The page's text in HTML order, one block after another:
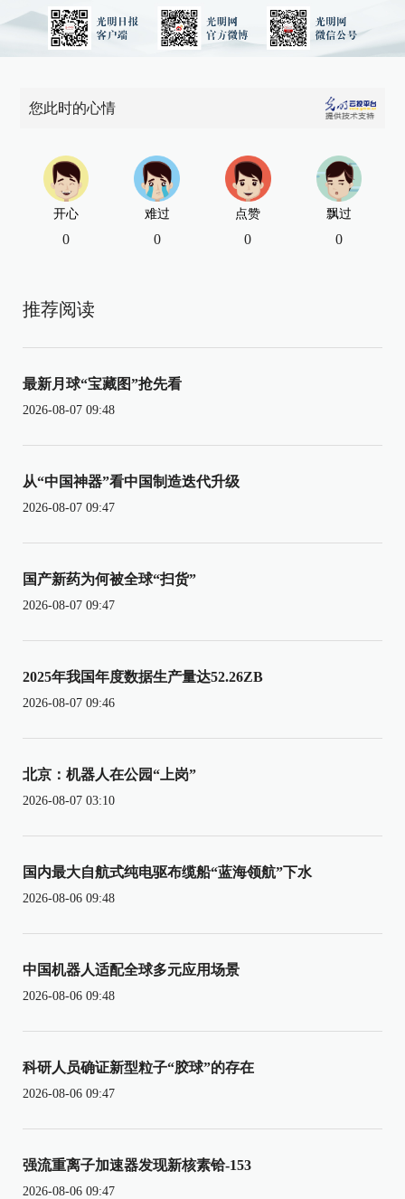
您此时的心情
开心
0
难过
0
点赞
0
飘过
0
推荐阅读
最新月球“宝藏图”抢先看
2026-08-07 09:48
从“中国神器”看中国制造迭代升级
2026-08-07 09:47
国产新药为何被全球“扫货”
2026-08-07 09:47
2025年我国年度数据生产量达52.26ZB
2026-08-07 09:46
北京：机器人在公园“上岗”
2026-08-07 03:10
国内最大自航式纯电驱布缆船“蓝海领航”下水
2026-08-06 09:48
中国机器人适配全球多元应用场景
2026-08-06 09:48
科研人员确证新型粒子“胶球”的存在
2026-08-06 09:47
强流重离子加速器发现新核素铪-153
2026-08-06 09:47